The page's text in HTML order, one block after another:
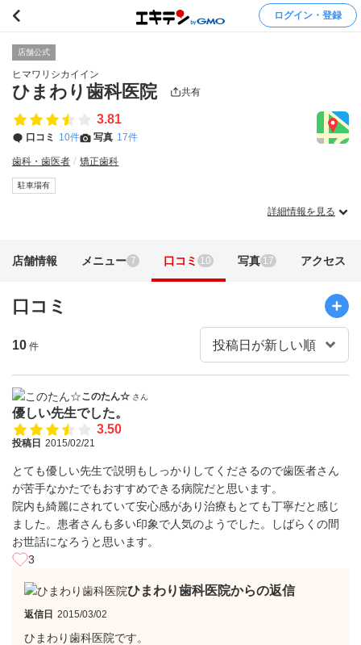
ログイン・登録
店舗公式
ヒマワリシカイイン
ひまわり歯科医院 共有
3.81
口コミ 10件 写真 17件
歯科・歯医者 矯正歯科
駐車場有
詳細情報を見る
店舗情報 メニュー 7 口コミ 10 写真 17 アクセス
口コミ
10 件
このたん☆ さん
優しい先生でした。
3.50
投稿日 2015/02/21
とても優しい先生で説明もしっかりしてくださるので歯医者さん
が苦手なかたでもおすすめできる病院だと思います。
院内も綺麗にされていて安心感があり治療もとても丁寧だと感じ
ました。患者さんも多い印象で人気のようでした。しばらくの間
お世話になろうと思います。
3
ひまわり歯科医院からの返信
返信日 2015/03/02
ひまわり歯科医院です。